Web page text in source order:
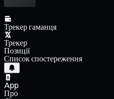
Трекер гаманця
Трекер
Позиції
Список спостереження
App
Про